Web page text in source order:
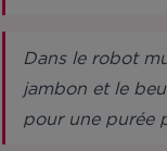
Dans le robot
jambon et le
pour une purée